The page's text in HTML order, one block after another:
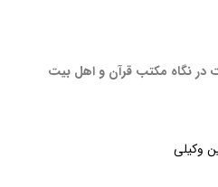
در نگاه مکتب قرآن و اهل بیت
وکیلی